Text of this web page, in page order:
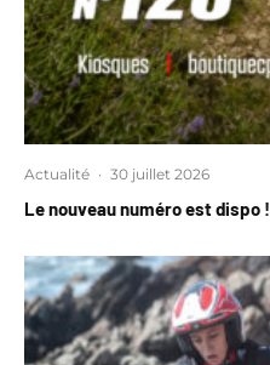
Actualité · 30 juillet 2026
Le nouveau numéro est dispo !